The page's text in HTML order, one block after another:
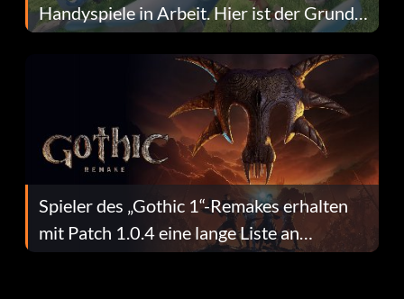
Handyspiele in Arbeit. Hier ist der Grund
dafür.
Spieler des „Gothic 1“-Remakes erhalten
mit Patch 1.0.4 eine lange Liste an
Fehlerbehebungen